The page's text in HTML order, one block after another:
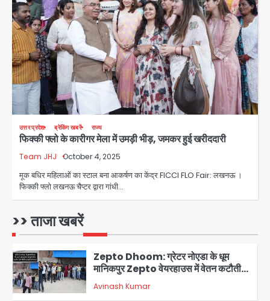
उत्तर प्रदेश ब्रेकिंग खबरें राज्य
फिक्की फ्लो के कारीगर मेला में उमड़ी भीड़, जमकर हुई खरीददारी
Team JHJ October 4, 2025
मूक बधिर महिलाओं का स्टाल बना आकर्षण का केंद्र FICCI FLO Fair: लखनऊ ।
फिक्की फ्लो लखनऊ चैप्टर द्वारा गांधी…
>> ताजा खबरें
3
Shooting: सिक्योरिटी गार्ड की गोली से 17
वर्षीय किशोर की मौत
Avinash Kumar
4
Air India Phuket Delhi flight:
कैप्टन का डोप टेस्ट पॉजिटिव, 17 घायल;
DGCA जांच जारी
Avinash Kumar
Baramati Airport Plane Crash:
रनवे पर ट्रेनी विमान क्रैश, जांच शुरू
Avinash Kumar
1
Shaheen Bagh News: बारिश के बाद
2
Zepto Dhoom: ग्रेटर नोएडा के धूम
मानिकपुर Zepto वेयरहाउस में वेतन कटौती
को लेकर 100 से ज्यादा कर्मचारियों का विरोध
प्रदर्शन
Avinash Kumar